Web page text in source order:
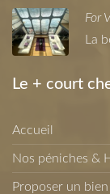
For
La
Le + court
Accueil
Nos péniches &
Proposer un bien